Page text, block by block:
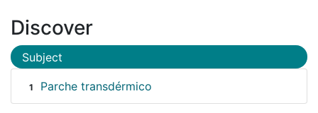
Discover
Subject
1 Parche transdérmico